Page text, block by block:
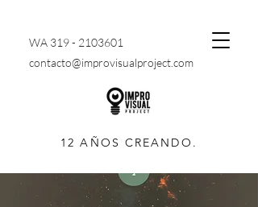
WA 319 - 2103601
contacto@improvisualproject.com
12 AÑOS CREANDO.